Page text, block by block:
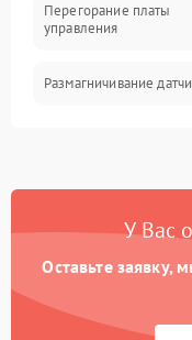
Перегорание платы
управления
Размагничивание
цветов дисплея
коркое время
У Вас
Оставьте заявку,